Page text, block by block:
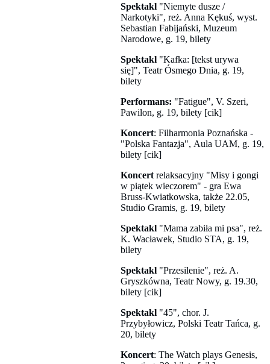
Spektakl "Niemyte dusze /
Narkotyki", reż. Anna Kękuś, wyst.
Sebastian Fabijański, Muzeum
Narodowe, g. 19, bilety
Spektakl "Kafka: [tekst urywa
się]", Teatr Ósmego Dnia, g. 19,
bilety
Performans: "Fatigue", V. Szeri,
Pawilon, g. 19, bilety [cik]
Koncert: Filharmonia Poznańska -
"Polska Fantazja", Aula UAM, g. 19,
bilety [cik]
Koncert relaksacyjny "Misy i gongi
w piątek wieczorem" - gra Ewa
Bruss-Kwiatkowska, także 22.05,
Studio Gramis, g. 19, bilety
Spektakl "Mama zabiła mi psa", reż.
K. Wacławek, Studio STA, g. 19,
bilety
Spektakl "Przesilenie", reż. A.
Gryszkówna, Teatr Nowy, g. 19.30,
bilety [cik]
Spektakl "45", chor. J.
Przybyłowicz, Polski Teatr Tańca, g.
20, bilety
Koncert: The Watch plays Genesis,